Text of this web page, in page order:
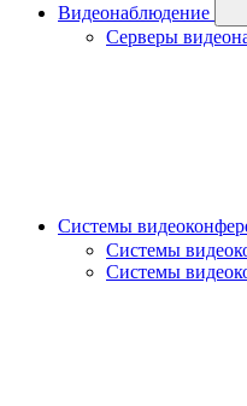
Видеонаблюдение
Серверы
Системы
Системы
Системы